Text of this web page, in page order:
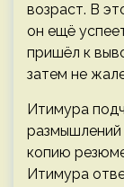
возраст. В
он ещё
пришёл к
затем не
Итимура
размышлений
копию
Итимура